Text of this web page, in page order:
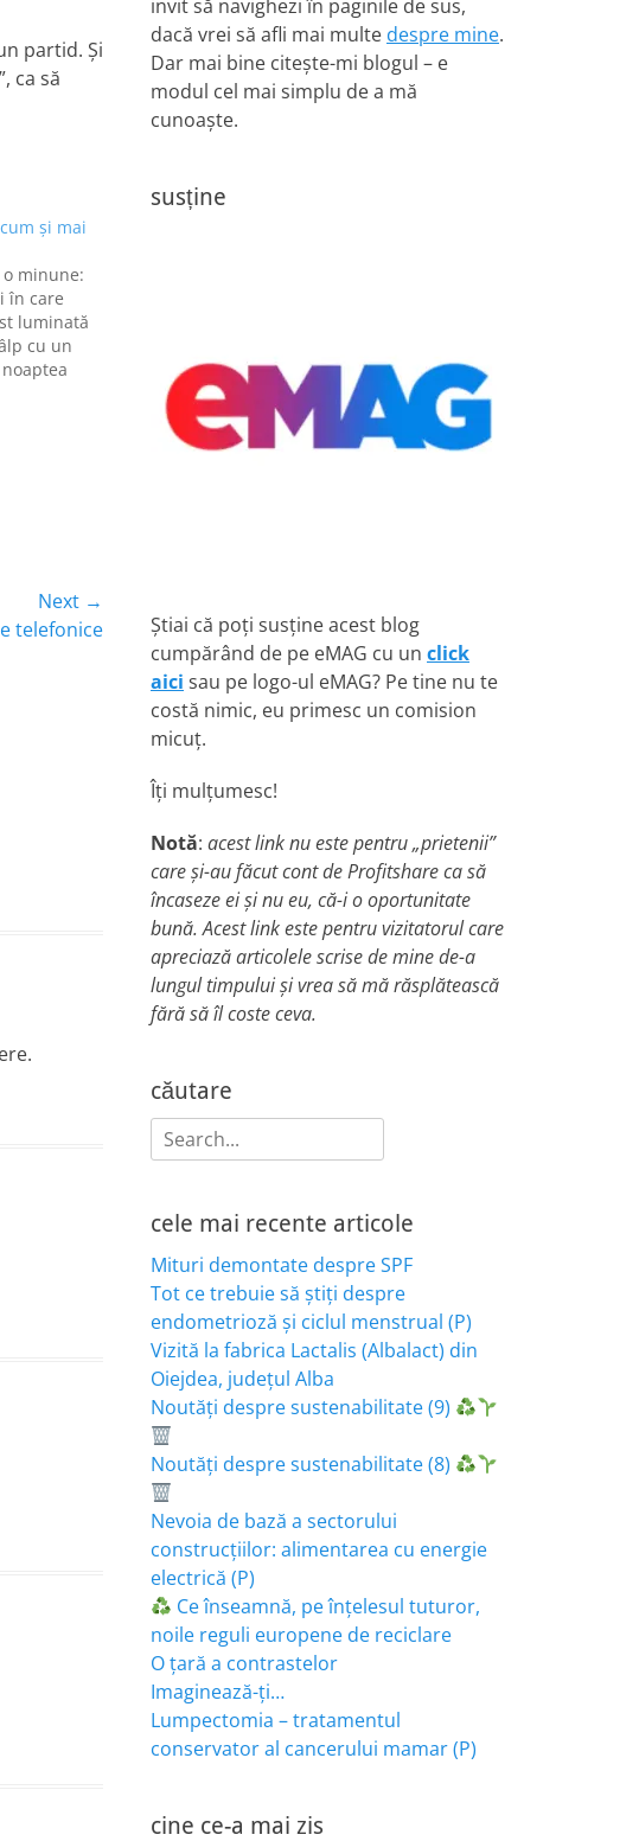
partid. Şi
ca să
şi mai
minune:
în care
luminată
cu un
deci
de
Next →
telefonice
invit să navighezi în paginile de sus,
dacă vrei să afli mai multe despre mine.
Dar mai bine citește-mi blogul – e
modul cel mai simplu de a mă
cunoaște.
susține
Știai că poți susține acest blog
cumpărând de pe eMAG cu un click
aici sau pe logo-ul eMAG? Pe tine nu te
costă nimic, eu primesc un comision
micuț.
Îți mulțumesc!
Notă: acest link nu este pentru „prietenii”
care și-au făcut cont de Profitshare ca să
încaseze ei și nu eu, că-i o oportunitate
bună. Acest link este pentru vizitatorul care
apreciază articolele scrise de mine de-a
lungul timpului și vrea să mă răsplătească
fără să îl coste ceva.
căutare
Search
for:
cele mai recente articole
Mituri demontate despre SPF
Tot ce trebuie să știți despre
endometrioză și ciclul menstrual (P)
Vizită la fabrica Lactalis (Albalact) din
Oiejdea, județul Alba
Noutăți despre sustenabilitate (9)
Noutăți despre sustenabilitate (8)
Nevoia de bază a sectorului
construcțiilor: alimentarea cu energie
electrică (P)
Ce înseamnă, pe înțelesul tuturor,
noile reguli europene de reciclare
O țară a contrastelor
Imaginează-ți…
Lumpectomia – tratamentul
conservator al cancerului mamar (P)
cine ce-a mai zis